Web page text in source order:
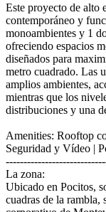
Este proyecto de alto
contemporáneo y
monoambientes y 1
ofreciendo espacios
diseñados para
metro cuadrado. Las
amplios ambientes,
mientras que los
distribuciones y una
Amenities: Rooftop
Seguridad y Vídeo |
La zona:
Ubicado en Pocitos,
cuadras de la rambla,